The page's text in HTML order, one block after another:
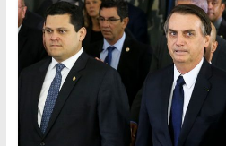
Informação
com
Responsabilidade